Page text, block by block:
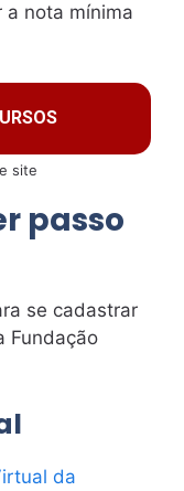
a nota mínima
site
passo
se cadastrar
Fundação
da